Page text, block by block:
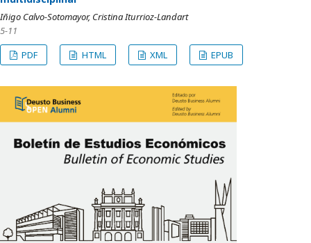
Iñigo Calvo-Sotomayor, Cristina Iturrioz-Landart
5-11
PDF
HTML XML EPUB